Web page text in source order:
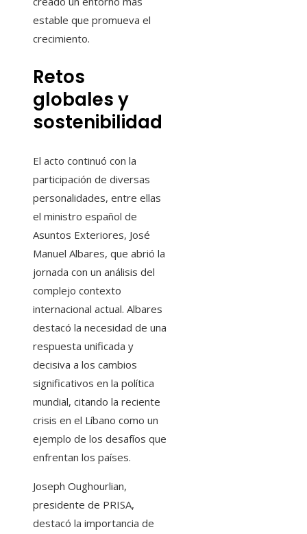
estable que promueva el
crecimiento.
Retos
globales y
sostenibilidad
El acto continuó con la
participación de diversas
personalidades, entre ellas
el ministro español de
Asuntos Exteriores, José
Manuel Albares, que abrió la
jornada con un análisis del
complejo contexto
internacional actual. Albares
destacó la necesidad de una
respuesta unificada y
decisiva a los cambios
significativos en la política
mundial, citando la reciente
crisis en el Líbano como un
ejemplo de los desafíos que
enfrentan los países.
Joseph Oughourlian,
presidente de PRISA,
destacó la importancia de